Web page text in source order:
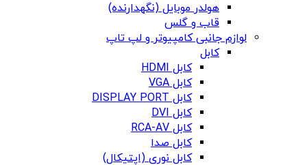
هولدر موبایل (نگهدارنده)
قاب و گلس
لوازم جانبی کامپیوتر و لپ تاپ
کابل
کابل HDMI
کابل VGA
کابل DISPLAY PORT
کابل DVI
کابل RCA-AV
کابل صدا
کابل نوری (اپتیکال)